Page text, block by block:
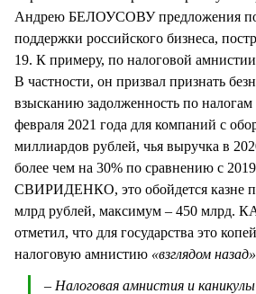
Андрею БЕЛОУСОВУ предложения
поддержки российского бизнеса,
19. К примеру, по налоговой
В частности, он призвал признать
взысканию задолженность по налогам
февраля 2021 года для компаний с
миллиардов рублей, чья выручка в
более чем на 30% по сравнению с
СВИРИДЕНКО, это обойдется казне
млрд рублей, максимум – 450
отметил, что для государства это
налоговую амнистию «взглядом назад»
– Налоговая амнистия и